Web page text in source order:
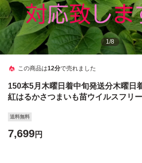
1/8
この商品は12分で売れました
150本5月木曜日着中旬発送分木曜日
紅はるかさつまいも苗ウイルスフリ
送料無料
7,699円